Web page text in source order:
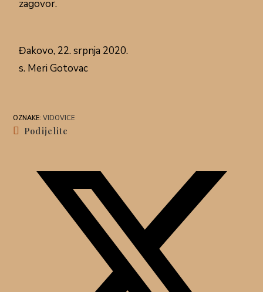
zagovor.
Đakovo, 22. srpnja 2020.
s. Meri Gotovac
OZNAKE:VIDOVICE
Podijelite